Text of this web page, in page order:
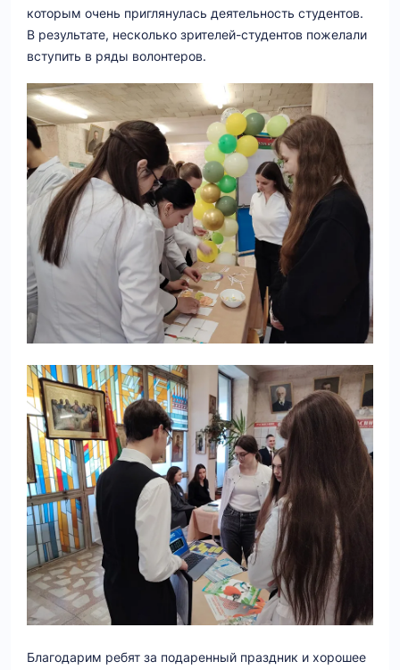
которым очень приглянулась деятельность студентов.
В результате, несколько зрителей-студентов пожелали
вступить в ряды волонтеров.
Благодарим ребят за подаренный праздник и хорошее